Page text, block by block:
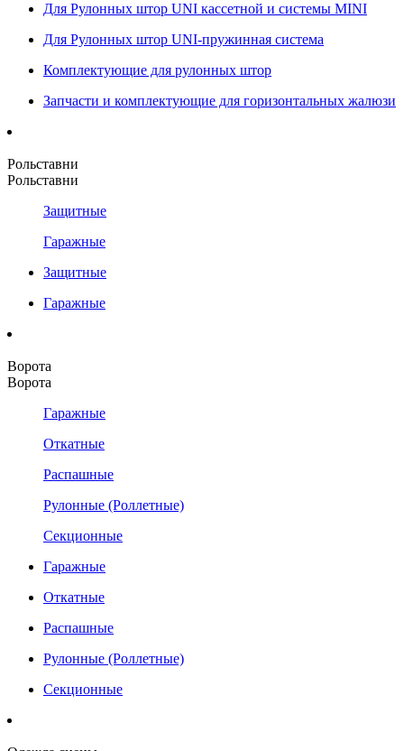
Для Рулонных штор UNI кассетной и системы MINI
Для Рулонных штор UNI-пружинная система
Комплектующие для рулонных штор
Запчасти и комплектующие для горизонтальных жалюзи
Рольставни
Рольставни
Защитные
Гаражные
Защитные
Гаражные
Ворота
Ворота
Гаражные
Откатные
Распашные
Рулонные (Роллетные)
Секционные
Гаражные
Откатные
Распашные
Рулонные (Роллетные)
Секционные